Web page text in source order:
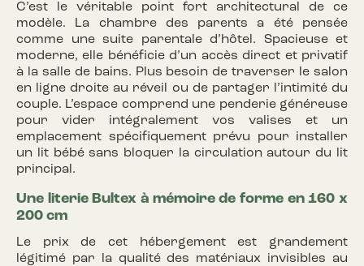
C’est le véritable point fort architectural de ce
modèle. La chambre des parents a été pensée
comme une suite parentale d’hôtel. Spacieuse et
moderne, elle bénéficie d’un accès direct et privatif
à la salle de bains. Plus besoin de traverser le salon
en ligne droite au réveil ou de partager l’intimité du
couple. L’espace comprend une penderie généreuse
pour vider intégralement vos valises et un
emplacement spécifiquement prévu pour installer
un lit bébé sans bloquer la circulation autour du lit
principal.
Une literie Bultex à mémoire de forme en 160 x
200 cm
Le prix de cet hébergement est grandement
légitimé par la qualité des matériaux invisibles au